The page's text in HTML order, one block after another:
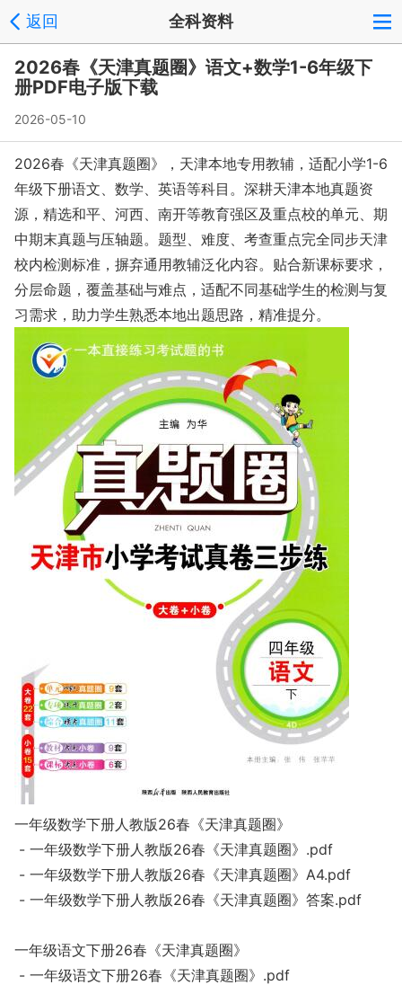
返回 全科资料
2026春《天津真题圈》语文+数学1-6年级下
册PDF电子版下载
2026-05-10
2026春《天津真题圈》，天津本地专用教辅，适配小学1-6
年级下册语文、数学、英语等科目。深耕天津本地真题资
源，精选和平、河西、南开等教育强区及重点校的单元、期
中期末真题与压轴题。题型、难度、考查重点完全同步天津
校内检测标准，摒弃通用教辅泛化内容。贴合新课标要求，
分层命题，覆盖基础与难点，适配不同基础学生的检测与复
习需求，助力学生熟悉本地出题思路，精准提分。
一年级数学下册人教版26春《天津真题圈》
- 一年级数学下册人教版26春《天津真题圈》.pdf
- 一年级数学下册人教版26春《天津真题圈》A4.pdf
- 一年级数学下册人教版26春《天津真题圈》答案.pdf
一年级语文下册26春《天津真题圈》
- 一年级语文下册26春《天津真题圈》.pdf